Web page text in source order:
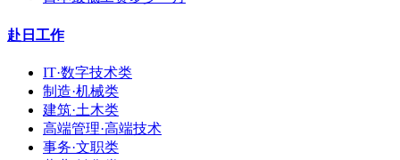
赴日工作
IT·数字技术类
制造·机械类
建筑·土木类
高端管理·高端技术
事务·文职类